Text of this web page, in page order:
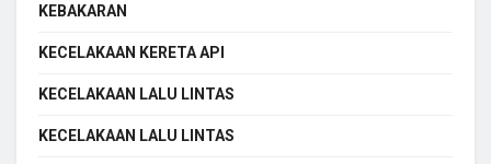
KEBAKARAN
KECELAKAAN KERETA API
KECELAKAAN LALU LINTAS
KECELAKAAN LALU LINTAS